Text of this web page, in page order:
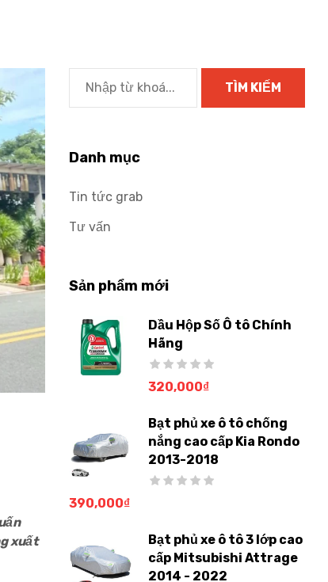
xuất
Danh mục
Tin tức grab
Tư vấn
Sản phẩm mới
Dầu Hộp Số Ô tô Chính
Hãng
320,000₫
Bạt phủ xe ô tô chống
nắng cao cấp Kia Rondo
2013-2018
390,000₫
Bạt phủ xe ô tô 3 lớp cao
cấp Mitsubishi Attrage
2014 - 2022